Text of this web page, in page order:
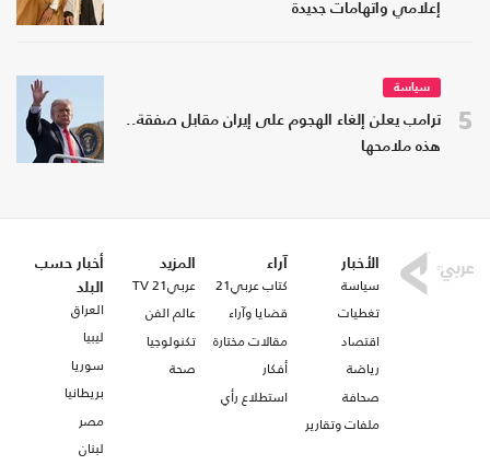
إعلامي واتهامات جديدة
5
سياسة
ترامب يعلن إلغاء الهجوم على إيران مقابل صفقة..
هذه ملامحها
الأخبار
سياسة
تغطيات
اقتصاد
رياضة
صحافة
ملفات وتقارير
آراء
كتاب عربي21
قضايا وآراء
مقالات مختارة
أفكار
استطلاع رأي
المزيد
عربي21 TV
عالم الفن
تكنولوجيا
صحة
أخبار حسب
البلد
العراق
ليبيا
سوريا
بريطانيا
مصر
لبنان